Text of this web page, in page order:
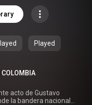
Played
COLOMBIA
acto de Gustavo
la bandera nacional